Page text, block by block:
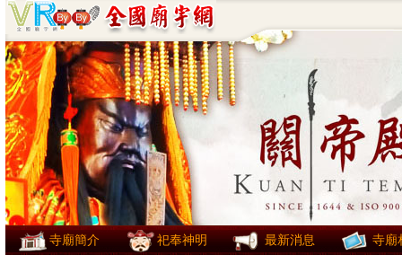
寺廟簡介 祀奉神明 最新消息 寺廟